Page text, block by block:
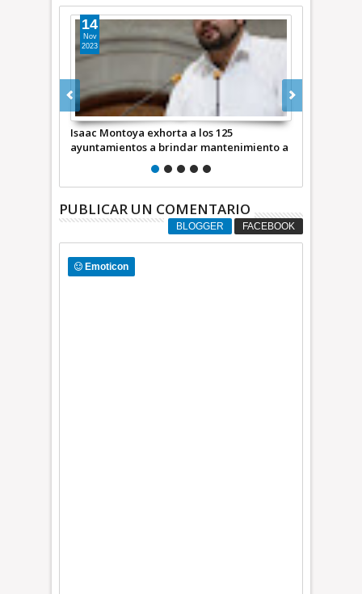
Trasladan a 10 al penal de Chiconautla
investigados por despojo y cautiverio:
Edomex +Video INFORMATIVA
03
Ago
2026
PUBLICAR UN COMENTARIO
BLOGGER FACEBOOK
Emoticon